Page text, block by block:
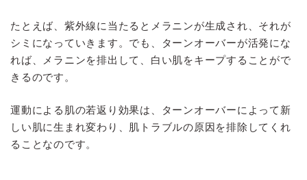
たとえば、紫外線に当たるとメラニンが生成され、それが
シミになっていきます。でも、ターンオーバーが活発にな
れば、メラニンを排出して、白い肌をキープすることがで
きるのです。
運動による肌の若返り効果は、ターンオーバーによって新
しい肌に生まれ変わり、肌トラブルの原因を排除してくれ
ることなのです。